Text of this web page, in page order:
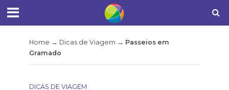
Home → Dicas de Viagem → Passeios em
Gramado
DICAS DE VIAGEM